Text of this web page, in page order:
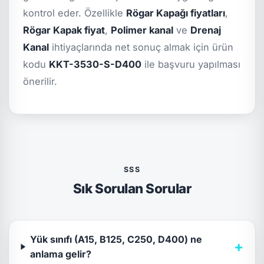
kontrol eder. Özellikle Rögar Kapağı fiyatları,
Rögar Kapak fiyat, Polimer kanal ve Drenaj
Kanal ihtiyaçlarında net sonuç almak için ürün
kodu KKT-3530-S-D400 ile başvuru yapılması
önerilir.
SSS
Sık Sorulan Sorular
Yük sınıfı (A15, B125, C250, D400) ne
anlama gelir?
+